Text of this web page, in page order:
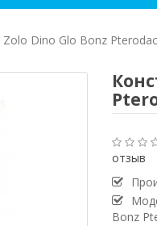
Zolo Dino Glo Bonz Pterodac
отзыв
Bonz